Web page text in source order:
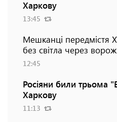
Харкову
13:45
Мешканці передмістя
без світла через
12:45
Росіяни били трьома
Харкову
11:13